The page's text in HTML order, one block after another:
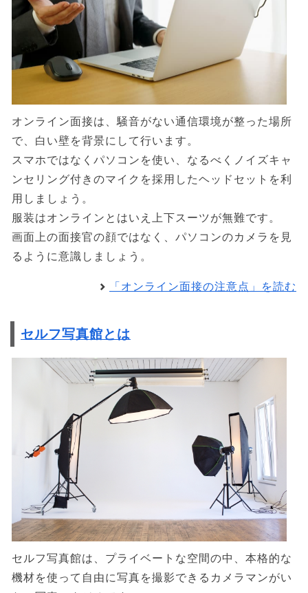
オンライン面接は、騒音がない通信環境が整った場所
で、白い壁を背景にして行います。
スマホではなくパソコンを使い、なるべくノイズキャ
ンセリング付きのマイクを採用したヘッドセットを利
用しましょう。
服装はオンラインとはいえ上下スーツが無難です。
画面上の面接官の顔ではなく、パソコンのカメラを見
るように意識しましょう。
「オンライン面接の注意点」を読む
セルフ写真館とは
セルフ写真館は、プライベートな空間の中、本格的な
機材を使って自由に写真を撮影できるカメラマンがい